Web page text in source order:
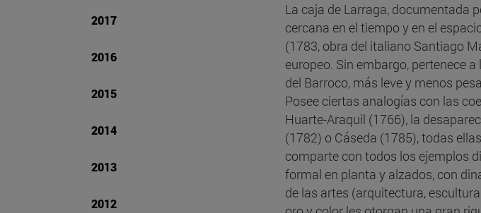
2017
2016
2015
2014
2013
2012
La caja de Larraga, documentada
cercana en el tiempo y en el
(1783, obra del italiano Santiago
europeo. Sin embargo, pertenece
del Barroco, más leve y menos
Posee ciertas analogías con las
Huarte-Araquil (1766), la
(1782) o Cáseda (1785), todas
comparte con todos los ejemplos
formal en planta y alzados, con
de las artes (arquitectura,